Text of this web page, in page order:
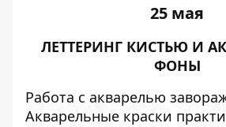
25 мая
ЛЕТТЕРИНГ КИСТЬЮ И
ФОНЫ
Работа с акварелью
Акварельные краски